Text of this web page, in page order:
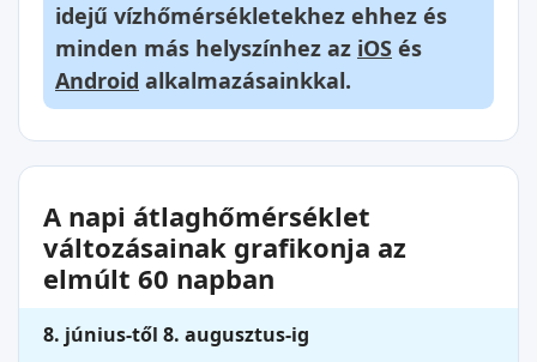
idejű vízhőmérsékletekhez ehhez és
minden más helyszínhez az iOS és
Android alkalmazásainkkal.
A napi átlaghőmérséklet
változásainak grafikonja az
elmúlt 60 napban
8. június-től 8. augusztus-ig